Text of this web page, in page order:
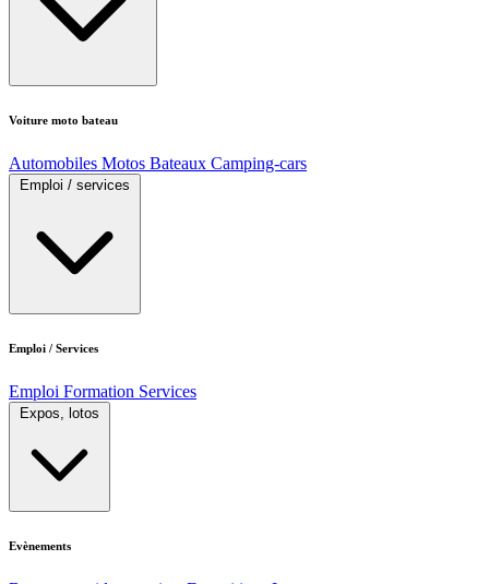
Voiture moto bateau
Automobiles Motos Bateaux Camping-cars
Emploi / services
Emploi / Services
Emploi Formation Services
Expos, lotos
Evènements